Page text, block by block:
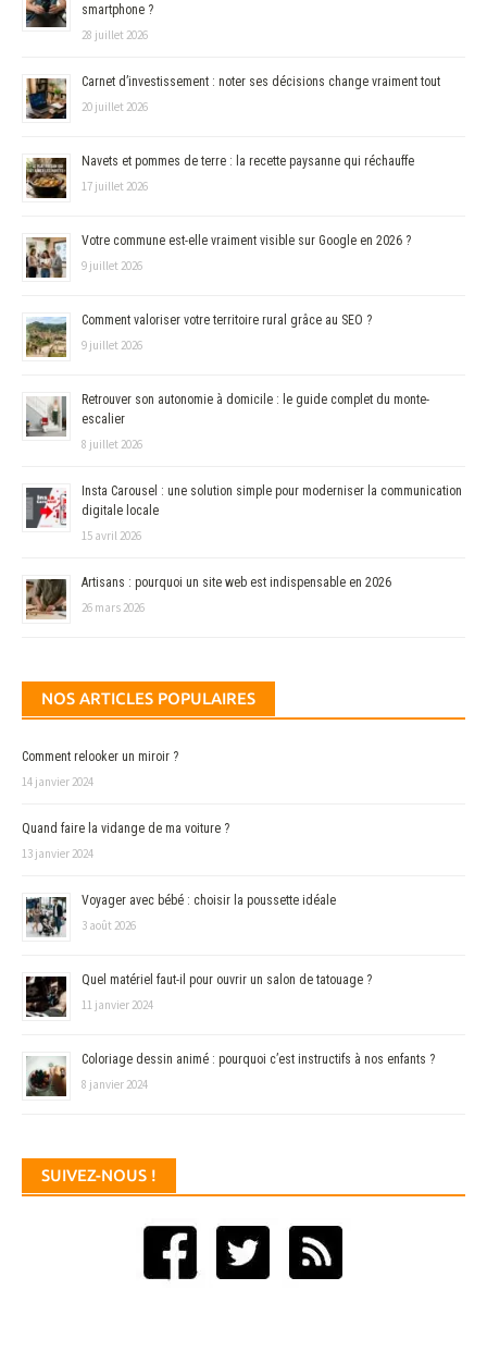
smartphone ?
28 juillet 2026
Carnet d’investissement : noter ses décisions change vraiment tout
20 juillet 2026
Navets et pommes de terre : la recette paysanne qui réchauffe
17 juillet 2026
Votre commune est-elle vraiment visible sur Google en 2026 ?
9 juillet 2026
Comment valoriser votre territoire rural grâce au SEO ?
9 juillet 2026
Retrouver son autonomie à domicile : le guide complet du monte-
escalier
8 juillet 2026
Insta Carousel : une solution simple pour moderniser la communication
digitale locale
15 avril 2026
Artisans : pourquoi un site web est indispensable en 2026
26 mars 2026
NOS ARTICLES POPULAIRES
Comment relooker un miroir ?
14 janvier 2024
Quand faire la vidange de ma voiture ?
13 janvier 2024
Voyager avec bébé : choisir la poussette idéale
3 août 2026
Quel matériel faut-il pour ouvrir un salon de tatouage ?
11 janvier 2024
Coloriage dessin animé : pourquoi c’est instructifs à nos enfants ?
8 janvier 2024
SUIVEZ-NOUS !